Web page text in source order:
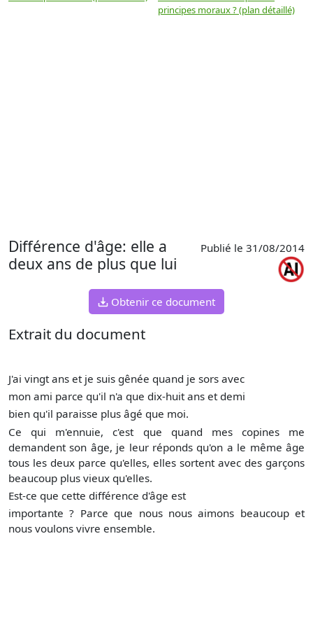
principes moraux ? (plan détaillé)
Différence d'âge: elle a
deux ans de plus que lui
Publié le 31/08/2014
Obtenir ce document
Extrait du document
J'ai vingt ans et je suis gênée quand je sors avec
mon ami parce qu'il n'a que dix-huit ans et demi
bien qu'il paraisse plus âgé que moi.
Ce qui m'ennuie, c'est que quand mes copines me
demandent son âge, je leur réponds qu'on a le même âge
tous les deux parce qu'elles, elles sortent avec des garçons
beaucoup plus vieux qu'elles.
Est-ce que cette différence d'âge est
importante ? Parce que nous nous aimons beaucoup et
nous voulons vivre ensemble.